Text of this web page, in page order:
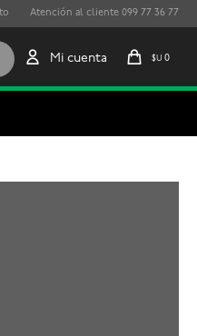
$U 0
Atención al cliente 099 77 36 77